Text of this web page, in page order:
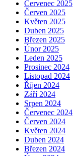
Červenec 2025
Červen 2025
Květen 2025
Duben 2025
Březen 2025
Únor 2025
Leden 2025
Prosinec 2024
Listopad 2024
Říjen 2024
Září 2024
Srpen 2024
Červenec 2024
Červen 2024
Květen 2024
Duben 2024
Březen 2024